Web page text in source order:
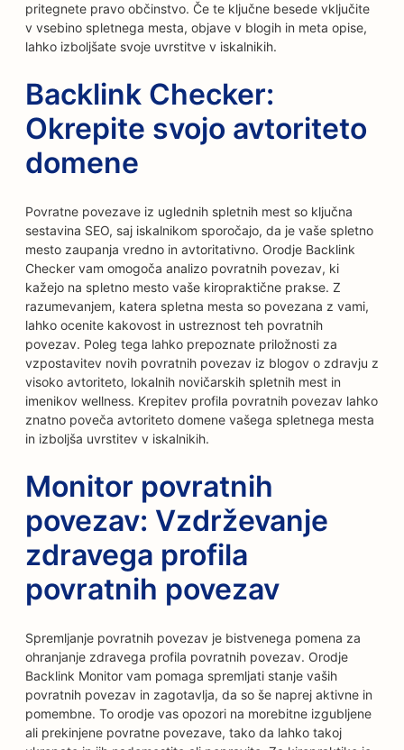
pritegnete pravo občinstvo. Če te ključne besede vključite
v vsebino spletnega mesta, objave v blogih in meta opise,
lahko izboljšate svoje uvrstitve v iskalnikih.
Backlink Checker:
Okrepite svojo avtoriteto
domene
Povratne povezave iz uglednih spletnih mest so ključna
sestavina SEO, saj iskalnikom sporočajo, da je vaše spletno
mesto zaupanja vredno in avtoritativno. Orodje Backlink
Checker vam omogoča analizo povratnih povezav, ki
kažejo na spletno mesto vaše kiropraktične prakse. Z
razumevanjem, katera spletna mesta so povezana z vami,
lahko ocenite kakovost in ustreznost teh povratnih
povezav. Poleg tega lahko prepoznate priložnosti za
vzpostavitev novih povratnih povezav iz blogov o zdravju z
visoko avtoriteto, lokalnih novičarskih spletnih mest in
imenikov wellness. Krepitev profila povratnih povezav lahko
znatno poveča avtoriteto domene vašega spletnega mesta
in izboljša uvrstitev v iskalnikih.
Monitor povratnih
povezav: Vzdrževanje
zdravega profila
povratnih povezav
Spremljanje povratnih povezav je bistvenega pomena za
ohranjanje zdravega profila povratnih povezav. Orodje
Backlink Monitor vam pomaga spremljati stanje vaših
povratnih povezav in zagotavlja, da so še naprej aktivne in
pomembne. To orodje vas opozori na morebitne izgubljene
ali prekinjene povratne povezave, tako da lahko takoj